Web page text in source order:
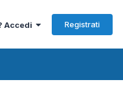
Accedi Registrati